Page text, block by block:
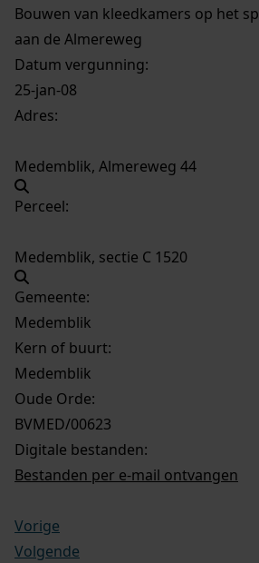
Bouwen van kleedkamers op het
aan de Almereweg
Datum vergunning:
25-jan-08
Adres:
Medemblik, Almereweg 44
Perceel:
Medemblik, sectie C 1520
Gemeente:
Medemblik
Kern of buurt:
Medemblik
Oude Orde:
BVMED/00623
Digitale bestanden:
Bestanden per e-mail ontvangen
Vorige
Volgende